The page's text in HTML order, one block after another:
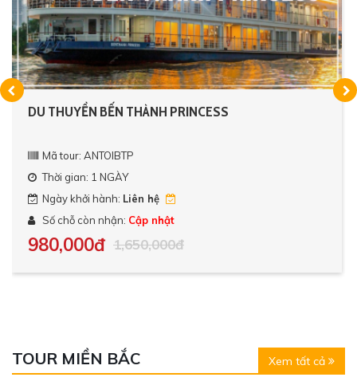
DU THUYỀN BẾN THÀNH PRINCESS
Mã tour: ANTOIBTP
Thời gian: 1 NGÀY
Ngày khởi hành: Liên hệ
Số chỗ còn nhận: Cập nhật
980,000đ 1,650,000đ
TOUR MIỀN BẮC Xem tất cả